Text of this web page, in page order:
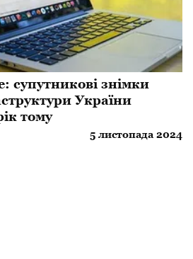
супутникові знімки
України
тому
5 листопада 2024